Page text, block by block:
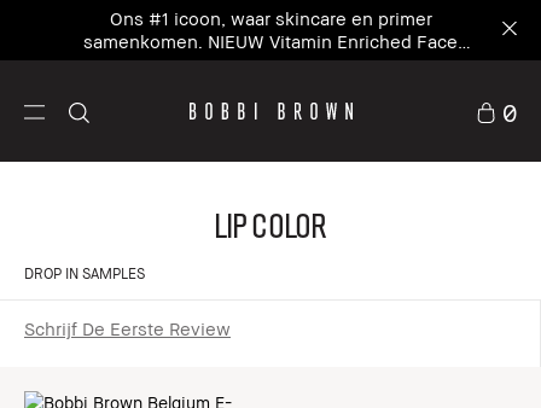
Ons #1 icoon, waar skincare en primer
samenkomen. NIEUW Vitamin Enriched Face
Base+
0
Lip Color
DROP IN SAMPLES
Schrijf De Eerste Review